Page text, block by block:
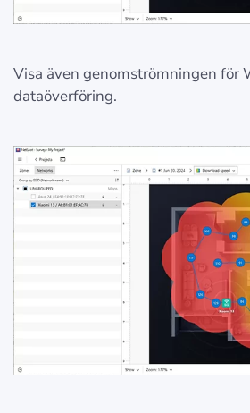
Visa även genomströmningen för
dataöverföring.